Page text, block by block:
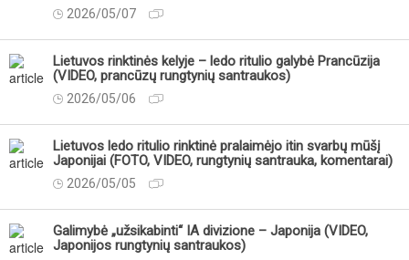
2026/05/07
Lietuvos rinktinės kelyje – ledo ritulio galybė Prancūzija
(VIDEO, prancūzų rungtynių santraukos)
2026/05/06
Lietuvos ledo ritulio rinktinė pralaimėjo itin svarbų mūšį
Japonijai (FOTO, VIDEO, rungtynių santrauka, komentarai)
2026/05/05
Galimybė „užsikabinti“ IA divizione – Japonija (VIDEO,
Japonijos rungtynių santraukos)